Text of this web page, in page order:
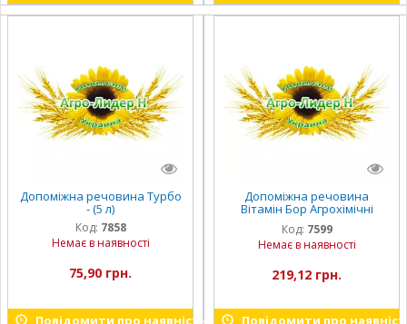
Допоміжна речовина Турбо
- (5 л)
Код: 7858
Немає в наявності
75,90 грн.
Повідомити про наявність
Допоміжна речовина
Вітамін Бор Агрохімічні
технології (10 кг)
Код: 7599
Немає в наявності
219,12 грн.
Повідомити про